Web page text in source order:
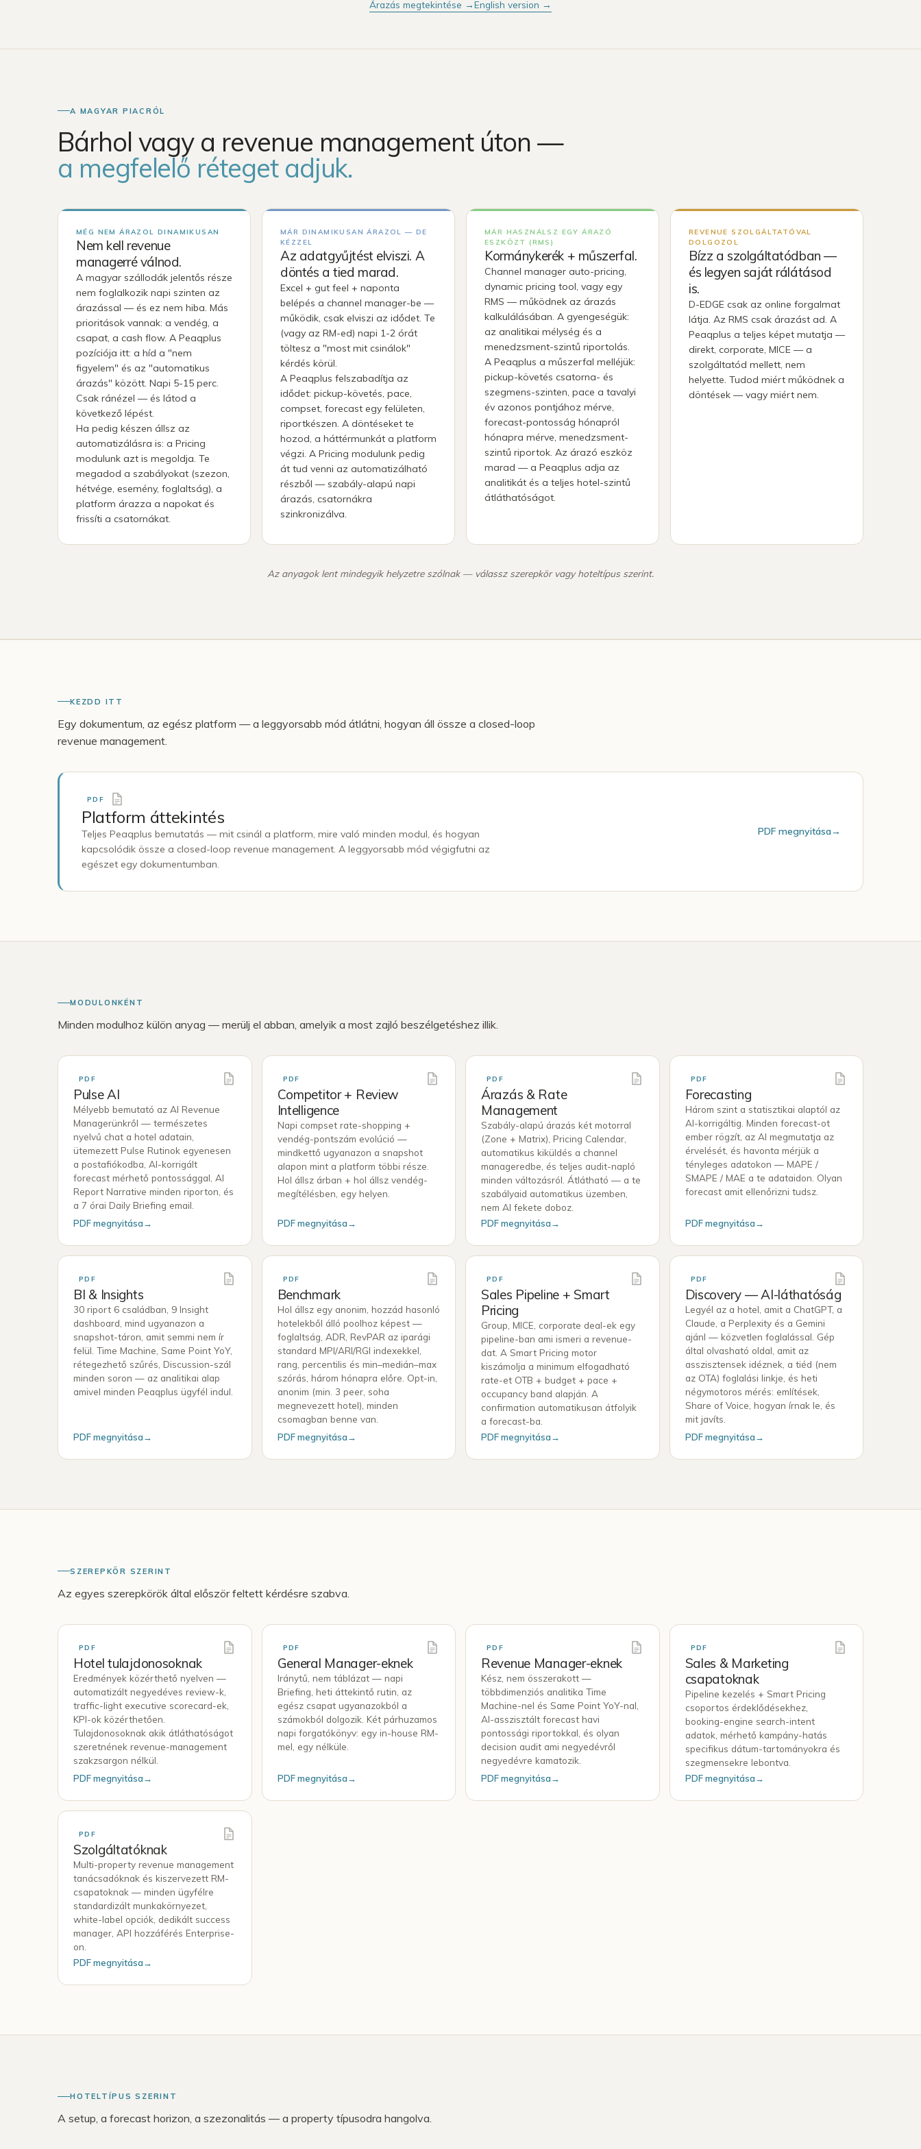
Nézd végig a platformot →
Competitor Reviews
csengő mindenre
12 panel · AI-összefoglaló
Árazás megtekintése →English version →
A MAGYAR PIACRÓL
Bárhol vagy a revenue management úton —
a megfelelő réteget adjuk.
MÉG NEM ÁRAZOL DINAMIKUSAN
Nem kell revenue
managerré válnod.
A magyar szállodák jelentős része
nem foglalkozik napi szinten az
árazással — és ez nem hiba. Más
prioritások vannak: a vendég, a
csapat, a cash flow. A Peaqplus
pozíciója itt: a híd a "nem
figyelem" és az "automatikus
árazás" között. Napi 5-15 perc.
Csak ránézel — és látod a
következő lépést.
Ha pedig készen állsz az
automatizálásra is: a Pricing
modulunk azt is megoldja. Te
megadod a szabályokat (szezon,
hétvége, esemény, foglaltság), a
platform árazza a napokat és
frissíti a csatornákat.
MÁR DINAMIKUSAN ÁRAZOL — DE
KÉZZEL
Az adatgyűjtést elviszi. A
döntés a tied marad.
Excel + gut feel + naponta
belépés a channel manager-be —
működik, csak elviszi az idődet. Te
(vagy az RM-ed) napi 1-2 órát
töltesz a "most mit csinálok"
kérdés körül.
A Peaqplus felszabadítja az
idődet: pickup-követés, pace,
compset, forecast egy felületen,
riportkészen. A döntéseket te
hozod, a háttérmunkát a platform
végzi. A Pricing modulunk pedig
át tud venni az automatizálható
részből — szabály-alapú napi
árazás, csatornákra
szinkronizálva.
MÁR HASZNÁLSZ EGY ÁRAZÓ
ESZKÖZT (RMS)
Kormánykerék + műszerfal.
Channel manager auto-pricing,
dynamic pricing tool, vagy egy
RMS — működnek az árazás
kalkulálásában. A gyengeségük:
az analitikai mélység és a
menedzsment-szintű riportolás.
A Peaqplus a műszerfal melléjük:
pickup-követés csatorna- és
szegmens-szinten, pace a tavalyi
év azonos pontjához mérve,
forecast-pontosság hónapról
hónapra mérve, menedzsment-
szintű riportok. Az árazó eszköz
marad — a Peaqplus adja az
analitikát és a teljes hotel-szintű
átláthatóságot.
REVENUE SZOLGÁLTATÓVAL
DOLGOZOL
Bízz a szolgáltatódban —
és legyen saját rálátásod
is.
D-EDGE csak az online forgalmat
látja. Az RMS csak árazást ad. A
Peaqplus a teljes képet mutatja —
direkt, corporate, MICE — a
szolgáltatód mellett, nem
helyette. Tudod miért működnek a
döntések — vagy miért nem.
Az anyagok lent mindegyik helyzetre szólnak — válassz szerepkör vagy hoteltípus szerint.
KEZDD ITT
Egy dokumentum, az egész platform — a leggyorsabb mód átlátni, hogyan áll össze a closed-loop
revenue management.
PDF
Platform áttekintés
Teljes Peaqplus bemutatás — mit csinál a platform, mire való minden modul, és hogyan
kapcsolódik össze a closed-loop revenue management. A leggyorsabb mód végigfutni az
egészet egy dokumentumban.
PDF megnyitása→
MODULONKÉNT
Minden modulhoz külön anyag — merülj el abban, amelyik a most zajló beszélgetéshez illik.
PDF
Pulse AI
Mélyebb bemutató az AI Revenue
Managerünkről — természetes
nyelvű chat a hotel adatain,
ütemezett Pulse Rutinok egyenesen
a postafiókodba, AI-korrigált
forecast mérhető pontossággal, AI
Report Narrative minden riporton, és
a 7 órai Daily Briefing email.
PDF megnyitása→
PDF
Competitor + Review
Intelligence
Napi compset rate-shopping +
vendég-pontszám evolúció —
mindkettő ugyanazon a snapshot
alapon mint a platform többi része.
Hol állsz árban + hol állsz vendég-
megítélésben, egy helyen.
PDF megnyitása→
PDF
Árazás & Rate
Management
Szabály-alapú árazás két motorral
(Zone + Matrix), Pricing Calendar,
automatikus kiküldés a channel
manageredbe, és teljes audit-napló
minden változásról. Átlátható — a te
szabályaid automatikus üzemben,
nem AI fekete doboz.
PDF megnyitása→
PDF
Forecasting
Három szint a statisztikai alaptól az
AI-korrigáltig. Minden forecast-ot
ember rögzít, az AI megmutatja az
érvelését, és havonta mérjük a
tényleges adatokon — MAPE /
SMAPE / MAE a te adataidon. Olyan
forecast amit ellenőrizni tudsz.
PDF megnyitása→
PDF
BI & Insights
30 riport 6 családban, 9 Insight
dashboard, mind ugyanazon a
snapshot-táron, amit semmi nem ír
felül. Time Machine, Same Point YoY,
rétegezhető szűrés, Discussion-szál
minden soron — az analitikai alap
amivel minden Peaqplus ügyfél indul.
PDF megnyitása→
PDF
Benchmark
Hol állsz egy anonim, hozzád hasonló
hotelekből álló poolhoz képest —
foglaltság, ADR, RevPAR az iparági
standard MPI/ARI/RGI indexekkel,
rang, percentilis és min–medián–max
szórás, három hónapra előre. Opt-in,
anonim (min. 3 peer, soha
megnevezett hotel), minden
csomagban benne van.
PDF megnyitása→
PDF
Sales Pipeline + Smart
Pricing
Group, MICE, corporate deal-ek egy
pipeline-ban ami ismeri a revenue-
dat. A Smart Pricing motor
kiszámolja a minimum elfogadható
rate-et OTB + budget + pace +
occupancy band alapján. A
confirmation automatikusan átfolyik
a forecast-ba.
PDF megnyitása→
PDF
Discovery — AI-láthatóság
Legyél az a hotel, amit a ChatGPT, a
Claude, a Perplexity és a Gemini
ajánl — közvetlen foglalással. Gép
által olvasható oldal, amit az
asszisztensek idéznek, a tiéd (nem
az OTA) foglalási linkje, és heti
négymotoros mérés: említések,
Share of Voice, hogyan írnak le, és
mit javíts.
PDF megnyitása→
SZEREPKÖR SZERINT
Az egyes szerepkörök által először feltett kérdésre szabva.
PDF
Hotel tulajdonosoknak
Eredmények közérthető nyelven —
automatizált negyedéves review-k,
traffic-light executive scorecard-ek,
KPI-ok közérthetően.
Tulajdonosoknak akik átláthatóságot
szeretnének revenue-management
szakzsargon nélkül.
PDF megnyitása→
PDF
General Manager-eknek
Iránytű, nem táblázat — napi
Briefing, heti áttekintő rutin, az
egész csapat ugyanazokból a
számokból dolgozik. Két párhuzamos
napi forgatókönyv: egy in-house RM-
mel, egy nélküle.
PDF megnyitása→
PDF
Revenue Manager-eknek
Kész, nem összerakott —
többdimenziós analitika Time
Machine-nel és Same Point YoY-nal,
AI-asszisztált forecast havi
pontossági riportokkal, és olyan
decision audit ami negyedévről
negyedévre kamatozik.
PDF megnyitása→
PDF
Sales & Marketing
csapatoknak
Pipeline kezelés + Smart Pricing
csoportos érdeklődésekhez,
booking-engine search-intent
adatok, mérhető kampány-hatás
specifikus dátum-tartományokra és
szegmensekre lebontva.
PDF megnyitása→
PDF
Szolgáltatóknak
Multi-property revenue management
tanácsadóknak és kiszervezett RM-
csapatoknak — minden ügyfélre
standardizált munkakörnyezet,
white-label opciók, dedikált success
manager, API hozzáférés Enterprise-
on.
PDF megnyitása→
HOTELTÍPUS SZERINT
A setup, a forecast horizon, a szezonalitás — a property típusodra hangolva.